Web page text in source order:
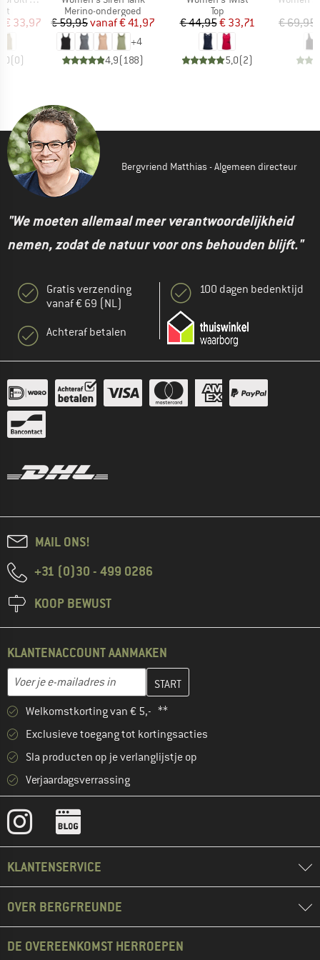
prijs
€ 33,97
(0)
Productgroep
Merino-ondergoed
Prijs
€ 59,95 Verlaagde prijs
vanaf€ 41,97
+4
4,9(188)
Productgroep
Top
Prijs
€ 44,95Verlaagde prijs
€ 33,71
5,0(2)
€ 69,95
Bergvriend Matthias - Algemeen directeur
"We moeten allemaal meer verantwoordelijkheid
nemen, zodat de natuur voor ons behouden blijft."
Gratis verzending
vanaf € 69 (NL)
Achteraf betalen
100 dagen bedenktijd
MAIL ONS!
+31 (0)30 - 499 0286
KOOP BEWUST
KLANTENACCOUNT AANMAKEN
E-mailadres
Vul je e-mailadres hier in en maak in de volgende stap je
Welkomstkorting van € 5,- **
Exclusieve toegang tot kortingsacties
Sla producten op je verlanglijstje op
Verjaardagsverrassing
KLANTENSERVICE
OVER BERGFREUNDE
DE OVEREENKOMST HERROEPEN